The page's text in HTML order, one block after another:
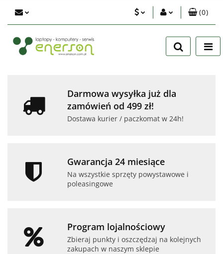
Zaloguj się
Zarejestruj się
(0)
Darmowa wysyłka już dla
zamówień od 499 zł!
Dostawa kurier / paczkomat w 24h!
Gwarancja 24 miesiące
Na wszystkie sprzęty powystawowe i
poleasingowe
Program lojalnościowy
Zbieraj punkty i oszczędzaj na kolejnych
zakupach w naszym sklepie